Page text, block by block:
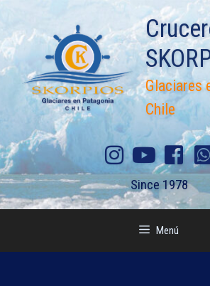
contenido
Glaciares
Chile
Since 1978
Menú